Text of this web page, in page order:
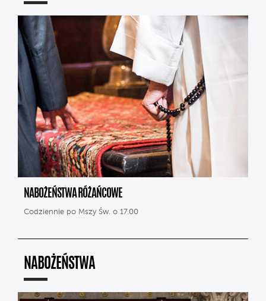
NABOŻEŃSTWA RÓŻAŃCOWE
Codziennie po Mszy Św. o 17.00
NABOŻEŃSTWA